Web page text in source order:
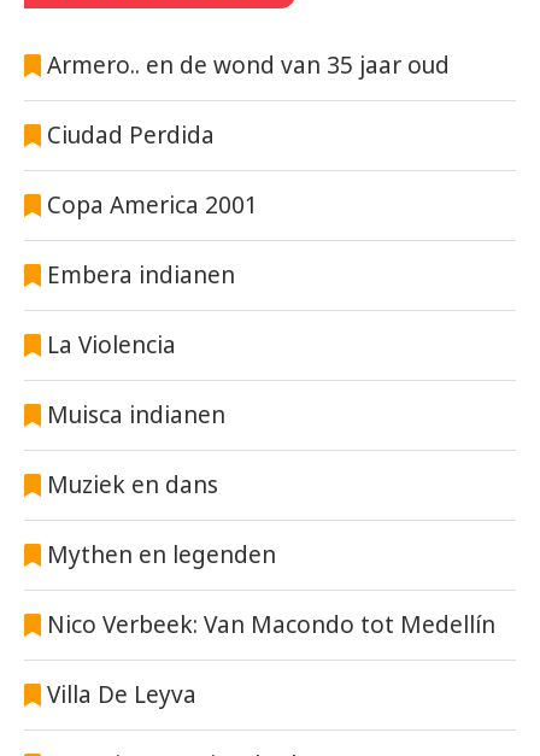
Armero.. en de wond van 35 jaar oud
Ciudad Perdida
Copa America 2001
Embera indianen
La Violencia
Muisca indianen
Muziek en dans
Mythen en legenden
Nico Verbeek: Van Macondo tot Medellín
Villa De Leyva